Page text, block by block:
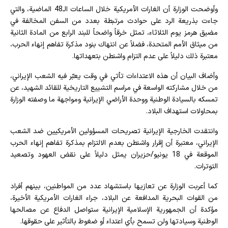
وأوضحت الوزارة أن الغارات الأمريكية خلال الساعات الـ48 الماضية، والتي
جاءت بذريعة الرد على حوادث مرتبطة بعدد من السفن المخالفة في
مضيق هرمز يوم الثلاثاء، تمثل خرقاً واضحاً للبند الرابع من المادة الثانية
من ميثاق الأمم المتحدة، فضلاً عن انتهاك بنود مذكرة تفاهم إنهاء الحرب،
معتبرة ذلك دليلاً على عدم التزام واشنطن بتعهداتها.
وأضاف البيان أن هذه الاعتداءات تأتي في وقت يعبّر فيه الشعب الإيراني،
من خلال مشاركته الواسعة في مراسم التشييع التاريخية للقائد الشهيد، عن
تمسكه بالسيادة الوطنية ووحدة الأراضي الإيرانية ومواجهة ما وصفته الوزارة
بمحاولات استهداف البلاد.
وانتقدت الخارجية الإيرانية تصريحات المسؤولين الأمريكيين ضد الشعب
الإيراني، معتبرة أن إقرار واشنطن بعدم الالتزام بمذكرة تفاهم إنهاء الحرب
الموقعة في 18 يونيو/حزيران يمثل دليلاً على نقض العهود وتصعيد
التوترات.
كما أعربت الوزارة عن تعازيها باستشهاد عدد من المواطنين، بينهم أفراد
من القوات البحرية المدافعة عن البلاد، جراء الغارات الأمريكية الأخيرة،
مؤكدة أن الجمهورية الإسلامية الإيرانية ستواصل الدفاع عن مصالحها
الوطنية وسيادتها ولن تسمح بأي اعتداء أو ضغوط بالتأثير على حقوقها.